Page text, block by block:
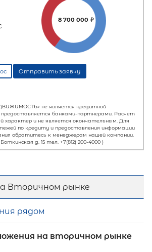
Вторичном рынке
рядом
на вторичном рынке